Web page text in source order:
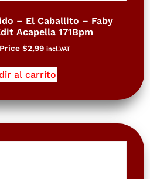
– El Caballito – Faby
Acapella 171Bpm
$2,99 incl.VAT
al carrito